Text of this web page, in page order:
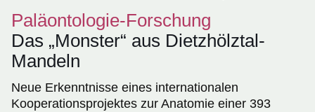
Paläontologie-Forschung
Das „Monster“ aus Dietzhölztal-
Mandeln
Neue Erkenntnisse eines internationalen
Kooperationsprojektes zur Anatomie einer 393